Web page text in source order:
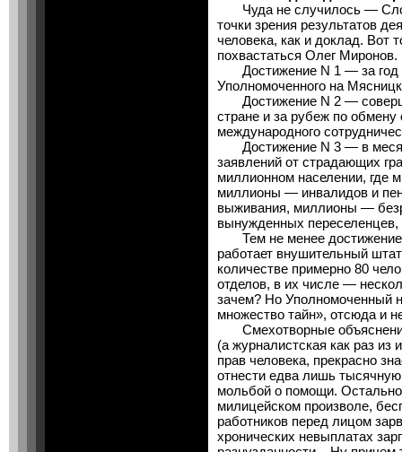
Чуда не случилось —
точки зрения результатов
человека, как и доклад. Вот
похвастаться Олег Миронов.
Достижение N 1 — за год
Уполномоченного на
Достижение N 2 —
стране и за рубеж по
международного
Достижение N 3 — в
заявлений от страдающих
миллионном населении, где
миллионы — инвалидов и
выживания, миллионы —
вынужденных
Тем не менее достижение
работает внушительный
количестве примерно 80
отделов, в их числе —
зачем? Но Уполномоченный
множество тайн», отсюда и
Смехотворные
(а журналистская как раз
прав человека, прекрасно
отнести едва лишь
мольбой о помощи.
милицейском произволе,
работников перед лицом
хронических невыплатах